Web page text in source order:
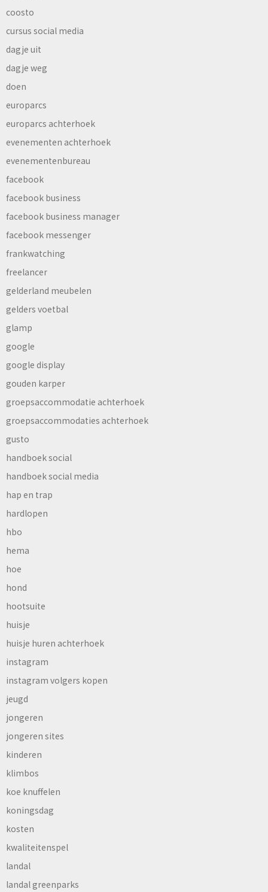
coosto
cursus social media
dagje uit
dagje weg
doen
europarcs
europarcs achterhoek
evenementen achterhoek
evenementenbureau
facebook
facebook business
facebook business manager
facebook messenger
frankwatching
freelancer
gelderland meubelen
gelders voetbal
glamp
google
google display
gouden karper
groepsaccommodatie achterhoek
groepsaccommodaties achterhoek
gusto
handboek social
handboek social media
hap en trap
hardlopen
hbo
hema
hoe
hond
hootsuite
huisje
huisje huren achterhoek
instagram
instagram volgers kopen
jeugd
jongeren
jongeren sites
kinderen
klimbos
koe knuffelen
koningsdag
kosten
kwaliteitenspel
landal
landal greenparks